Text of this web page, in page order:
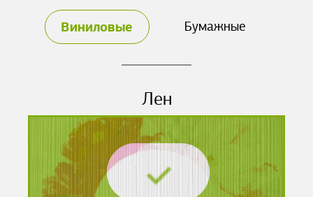
Виниловые Бумажные
Лен